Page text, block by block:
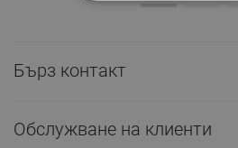
Бърз контакт
Обслужване на клиенти